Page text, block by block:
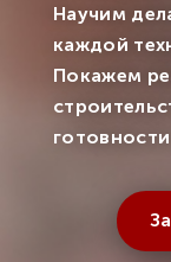
Научим
каждой
Покажем